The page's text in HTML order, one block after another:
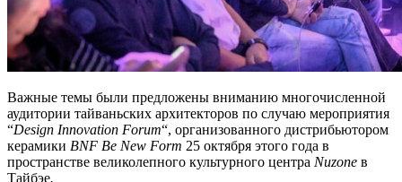
Важные темы были предложены вниманию многочисленной
аудитории тайваньских архитекторов по случаю мероприятия
“Design Innovation Forum“, организованного дистрибьютором
керамики BNF Be New Form 25 октября этого года в
пространстве великолепного культурного центра Nuzone в
Тайбэе.